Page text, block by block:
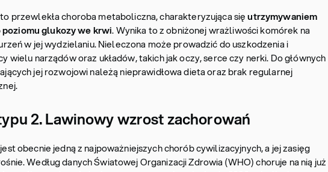
to przewlekła choroba metaboliczna, charakteryzująca sięutrzymywaniem
glukozy we krwi. Wynika to z obniżonej wrażliwości komórek na
w jej wydzielaniu. Nieleczona może prowadzić do uszkodzenia i
wielu narządów oraz układów, takich jak oczy, serce czy nerki. Do głównych
jej rozwojowi należą nieprawidłowa dieta oraz brak regularnej
2. Lawinowy wzrost zachorowań
jest obecnie jedną z najpoważniejszych chorób cywilizacyjnych, a jej zasięg
Według danych Światowej Organizacji Zdrowia (WHO) choruje na nią już